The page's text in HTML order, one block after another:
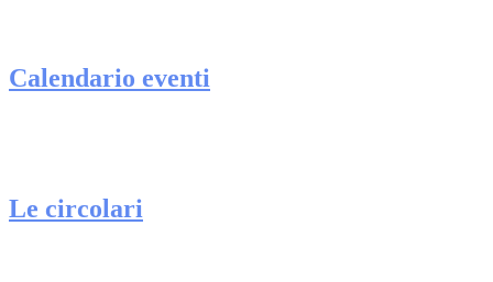
Calendario eventi
Le circolari